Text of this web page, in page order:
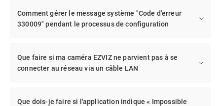
Comment gérer le message système "Code d'erreur
330009" pendant le processus de configuration
Que faire si ma caméra EZVIZ ne parvient pas à se
connecter au réseau via un câble LAN
Que dois-je faire si l'application indique « Impossible